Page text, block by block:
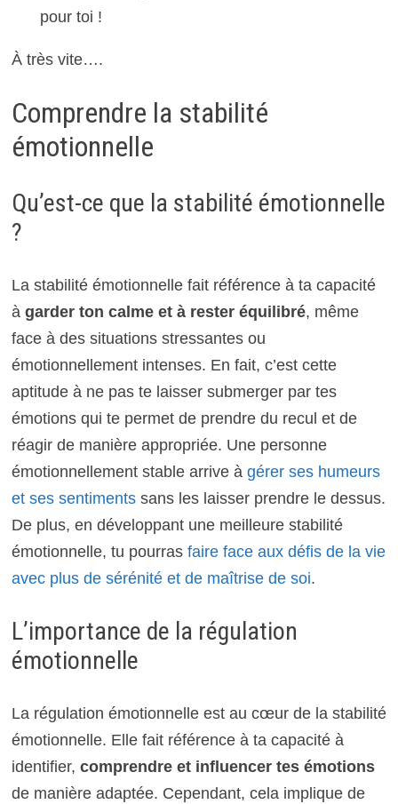
pour toi !
À très vite….
Comprendre la stabilité
émotionnelle
Qu’est-ce que la stabilité émotionnelle
?
La stabilité émotionnelle fait référence à ta capacité
à garder ton calme et à rester équilibré, même
face à des situations stressantes ou
émotionnellement intenses. En fait, c’est cette
aptitude à ne pas te laisser submerger par tes
émotions qui te permet de prendre du recul et de
réagir de manière appropriée. Une personne
émotionnellement stable arrive à gérer ses humeurs
et ses sentimentssans les laisser prendre le dessus.
De plus, en développant une meilleure stabilité
émotionnelle, tu pourras faire face aux défis de la vie
avec plus de sérénité et de maîtrise de soi.
L’importance de la régulation
émotionnelle
La régulation émotionnelle est au cœur de la stabilité
émotionnelle. Elle fait référence à ta capacité à
identifier, comprendre et influencer tes émotions
de manière adaptée. Cependant, cela implique de